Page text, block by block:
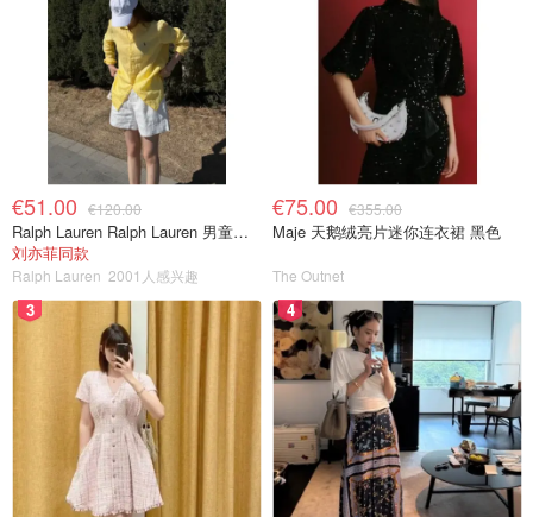
€51.00 €120.00
Ralph Lauren Ralph Lauren 男童亚麻衬衫
刘亦菲同款
Ralph Lauren 2001人感兴趣
€75.00 €355.00
Maje 天鹅绒亮片迷你连衣裙 黑色
The Outnet
3 4